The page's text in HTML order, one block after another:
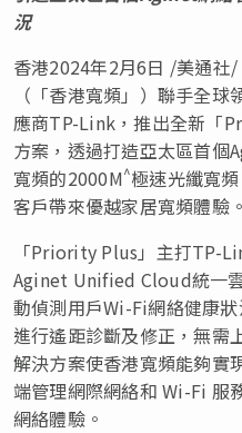
況
香港2024年2月6日 /美通社
（「香港寬頻」）聯手全
應商TP-Link，推出全新「
方案，透過打造亞太區首個
寬頻的2000M^極速光纖寬
客戶帶來優越家居寬頻體驗。
「Priority Plus」主打TP-
Aginet Unified Cloud統一
動偵測用戶Wi-Fi網絡健康
進行遙距診斷及修正，無需
解決方案使香港寬頻能夠實
端管理網際網絡和 Wi-Fi 服
網絡體驗。